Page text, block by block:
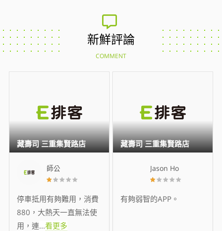
新鮮評論
COMMENT
師公
停車抵用有夠難用，消費
880，大熱天一直無法使
用，連...看更多
藏壽司 三重集賢路店
Jason Ho
有夠弱智的APP。
藏壽司 三重集賢路店